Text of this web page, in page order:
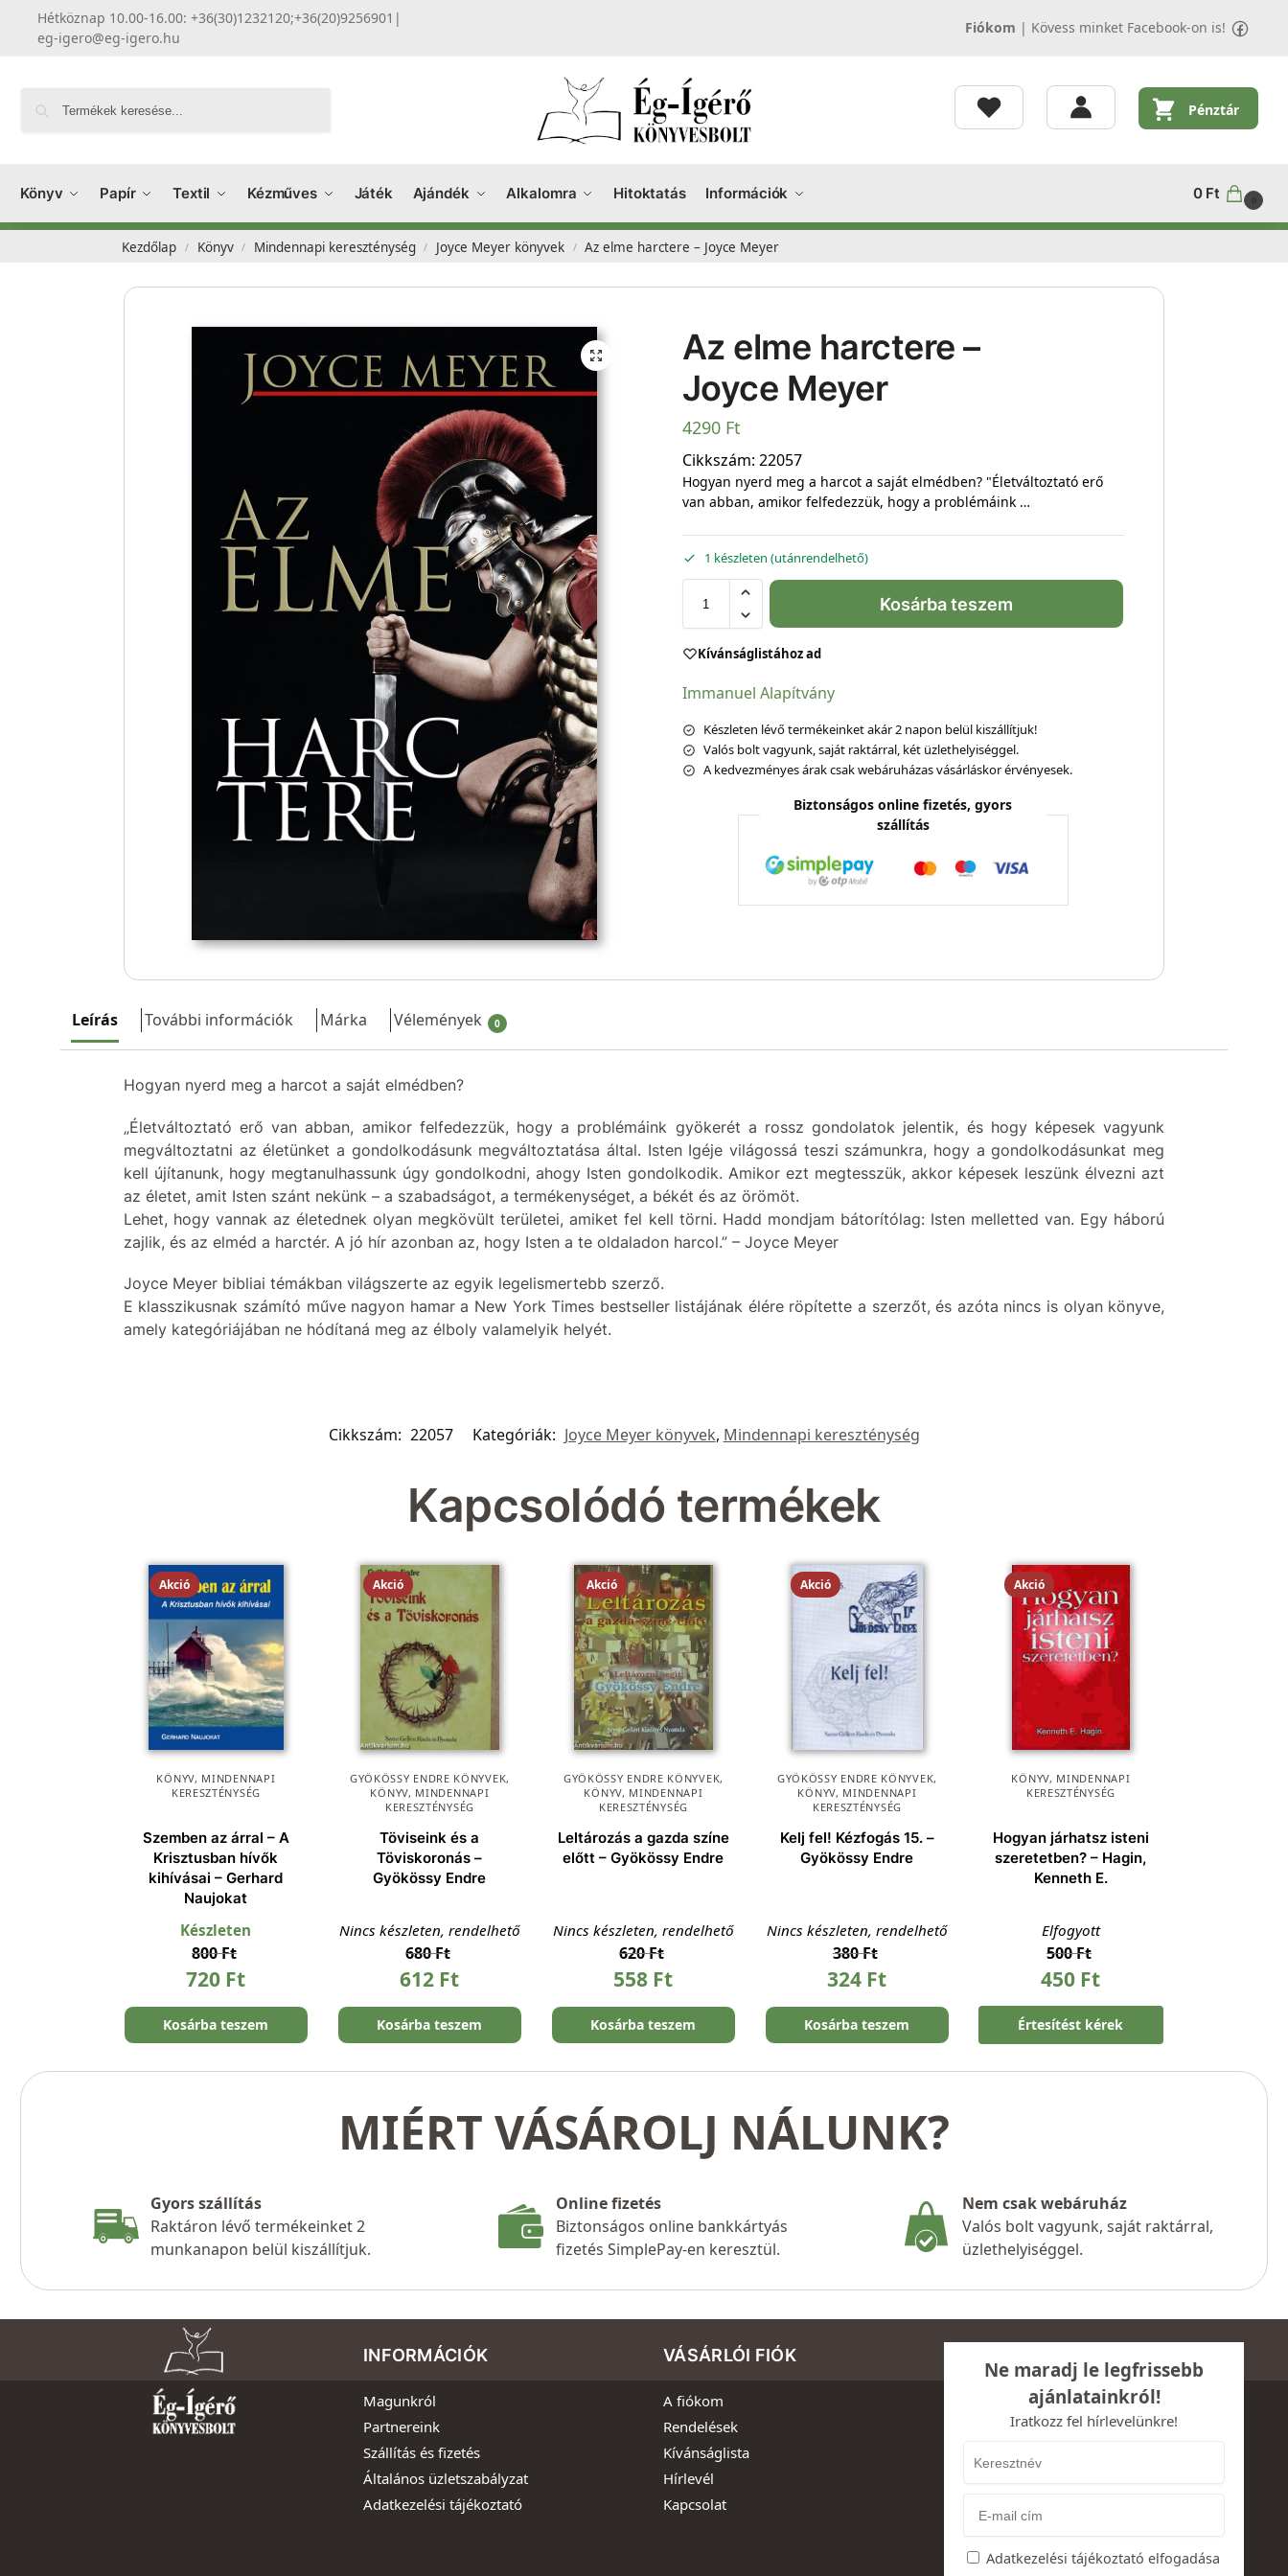
Hétköznap 10.00-16.00: +36(30)1232120;+36(20)9256901 |
eg-igero@eg-igero.hu
Fiókom | Kövess minket Facebook-on is!
Pénztár
Könyv Papír Textil Kézműves Játék Ajándék Alkalomra Hitoktatás Információk 0 Ft 0
Kezdőlap / Könyv / Mindennapi kereszténység / Joyce Meyer könyvek / Az elme harctere – Joyce Meyer
Az elme harctere –
Joyce Meyer
4290 Ft
Cikkszám: 22057
Hogyan nyerd meg a harcot a saját elmédben? "Életváltoztató erő
van abban, amikor felfedezzük, hogy a problémáink …
1 készleten (utánrendelhető)
Kosárba teszem
Kívánságlistához ad
Immanuel Alapítvány
Készleten lévő termékeinket akár 2 napon belül kiszállítjuk!
Valós bolt vagyunk, saját raktárral, két üzlethelyiséggel.
A kedvezményes árak csak webáruházas vásárláskor érvényesek.
Biztonságos online fizetés, gyors
szállítás
Leírás További információk Márka Vélemények 0
Hogyan nyerd meg a harcot a saját elmédben?
„Életváltoztató erő van abban, amikor felfedezzük, hogy a problémáink gyökerét a rossz gondolatok jelentik, és hogy képesek vagyunk
megváltoztatni az életünket a gondolkodásunk megváltoztatása által. Isten Igéje világossá teszi számunkra, hogy a gondolkodásunkat meg
kell újítanunk, hogy megtanulhassunk úgy gondolkodni, ahogy Isten gondolkodik. Amikor ezt megtesszük, akkor képesek leszünk élvezni azt
az életet, amit Isten szánt nekünk – a szabadságot, a termékenységet, a békét és az örömöt.
Lehet, hogy vannak az életednek olyan megkövült területei, amiket fel kell törni. Hadd mondjam bátorítólag: Isten melletted van. Egy háború
zajlik, és az elméd a harctér. A jó hír azonban az, hogy Isten a te oldaladon harcol.” – Joyce Meyer
Joyce Meyer bibliai témákban világszerte az egyik legelismertebb szerző.
E klasszikusnak számító műve nagyon hamar a New York Times bestseller listájának élére röpítette a szerzőt, és azóta nincs is olyan könyve,
amely kategóriájában ne hódítaná meg az élboly valamelyik helyét.
Cikkszám: 22057 Kategóriák: Joyce Meyer könyvek, Mindennapi kereszténység
Kapcsolódó termékek
Akció
KÖNYV, MINDENNAPI
KERESZTÉNYSÉG
Szemben az árral – A
Krisztusban hívők
kihívásai – Gerhard
Naujokat
Készleten
800Ft
720 Ft
Kosárba teszem
Akció
GYÖKÖSSY ENDRE KÖNYVEK,
KÖNYV, MINDENNAPI
KERESZTÉNYSÉG
Töviseink és a
Töviskoronás –
Gyökössy Endre
Nincs készleten, rendelhető
680Ft
612 Ft
Kosárba teszem
Akció
GYÖKÖSSY ENDRE KÖNYVEK,
KÖNYV, MINDENNAPI
KERESZTÉNYSÉG
Leltározás a gazda színe
előtt – Gyökössy Endre
Nincs készleten, rendelhető
620Ft
558 Ft
Kosárba teszem
Akció
GYÖKÖSSY ENDRE KÖNYVEK,
KÖNYV, MINDENNAPI
KERESZTÉNYSÉG
Kelj fel! Kézfogás 15. –
Gyökössy Endre
Nincs készleten, rendelhető
380Ft
324 Ft
Kosárba teszem
Akció
KÖNYV, MINDENNAPI
KERESZTÉNYSÉG
Hogyan járhatsz isteni
szeretetben? – Hagin,
Kenneth E.
Elfogyott
500Ft
450 Ft
Értesítést kérek
MIÉRT VÁSÁROLJ NÁLUNK?
Gyors szállítás
Raktáron lévő termékeinket 2
munkanapon belül kiszállítjuk.
Online fizetés
Biztonságos online bankkártyás
fizetés SimplePay-en keresztül.
Nem csak webáruház
Valós bolt vagyunk, saját raktárral,
üzlethelyiséggel.
INFORMÁCIÓK
Magunkról
Partnereink
Szállítás és fizetés
Általános üzletszabályzat
Adatkezelési tájékoztató
VÁSÁRLÓI FIÓK
A fiókom
Rendelések
Kívánságlista
Hírlevél
Kapcsolat
Ne maradj le legfrissebb
ajánlatainkról!
Iratkozz fel hírlevelünkre!
Adatkezelési tájékoztató elfogadása